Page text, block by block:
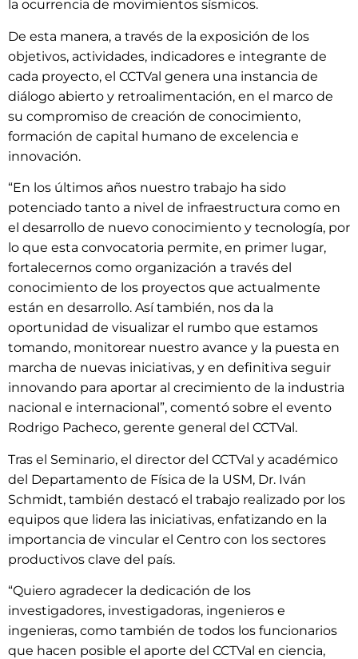
la ocurrencia de movimientos sísmicos.
De esta manera, a través de la exposición de los
objetivos, actividades, indicadores e integrante de
cada proyecto, el CCTVal genera una instancia de
diálogo abierto y retroalimentación, en el marco de
su compromiso de creación de conocimiento,
formación de capital humano de excelencia e
innovación.
“En los últimos años nuestro trabajo ha sido
potenciado tanto a nivel de infraestructura como en
el desarrollo de nuevo conocimiento y tecnología, por
lo que esta convocatoria permite, en primer lugar,
fortalecernos como organización a través del
conocimiento de los proyectos que actualmente
están en desarrollo. Así también, nos da la
oportunidad de visualizar el rumbo que estamos
tomando, monitorear nuestro avance y la puesta en
marcha de nuevas iniciativas, y en definitiva seguir
innovando para aportar al crecimiento de la industria
nacional e internacional”, comentó sobre el evento
Rodrigo Pacheco, gerente general del CCTVal.
Tras el Seminario, el director del CCTVal y académico
del Departamento de Física de la USM, Dr. Iván
Schmidt, también destacó el trabajo realizado por los
equipos que lidera las iniciativas, enfatizando en la
importancia de vincular el Centro con los sectores
productivos clave del país.
“Quiero agradecer la dedicación de los
investigadores, investigadoras, ingenieros e
ingenieras, como también de todos los funcionarios
que hacen posible el aporte del CCTVal en ciencia,